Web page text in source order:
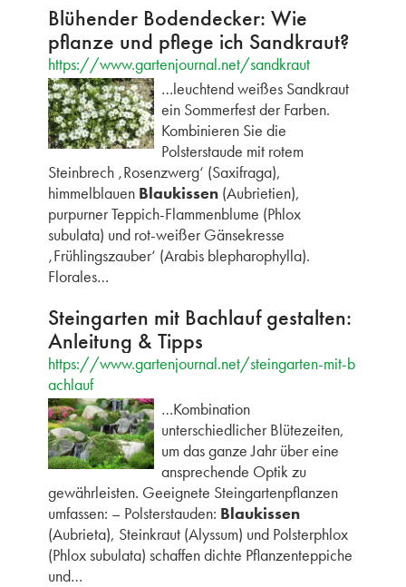
Blühender Bodendecker: Wie
pflanze und pflege ich Sandkraut?
https://www.gartenjournal.net/sandkraut
…leuchtend weißes Sandkraut
ein Sommerfest der Farben.
Kombinieren Sie die
Polsterstaude mit rotem
Steinbrech ‚Rosenzwerg‘ (Saxifraga),
himmelblauen Blaukissen(Aubrietien),
purpurner Teppich-Flammenblume (Phlox
subulata) und rot-weißer Gänsekresse
‚Frühlingszauber‘ (Arabis blepharophylla).
Florales…
Steingarten mit Bachlauf gestalten:
Anleitung & Tipps
https://www.gartenjournal.net/steingarten-mit-b
achlauf
…Kombination
unterschiedlicher Blütezeiten,
um das ganze Jahr über eine
ansprechende Optik zu
gewährleisten. Geeignete Steingartenpflanzen
umfassen: – Polsterstauden: Blaukissen
(Aubrieta), Steinkraut (Alyssum) und Polsterphlox
(Phlox subulata) schaffen dichte Pflanzenteppiche
und…